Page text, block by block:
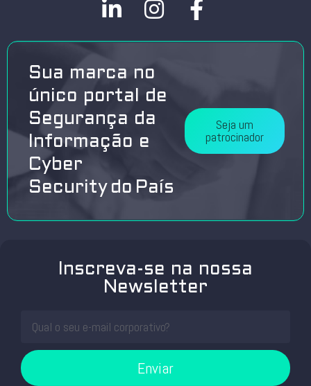
Sua marca no
único portal de
Segurança da
Informação e
Cyber
Security do País
Seja um
patrocinador
Inscreva-se na nossa
Newsletter
Enviar